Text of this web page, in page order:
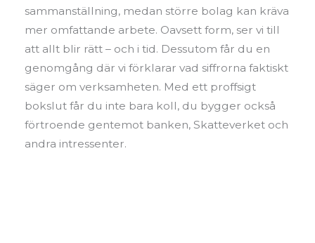
sammanställning, medan större bolag kan kräva
mer omfattande arbete. Oavsett form, ser vi till
att allt blir rätt – och i tid. Dessutom får du en
genomgång där vi förklarar vad siffrorna faktiskt
säger om verksamheten. Med ett proffsigt
bokslut får du inte bara koll, du bygger också
förtroende gentemot banken, Skatteverket och
andra intressenter.